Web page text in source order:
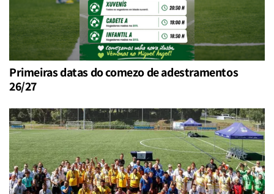
Primeiras datas do comezo de adestramentos
26/27